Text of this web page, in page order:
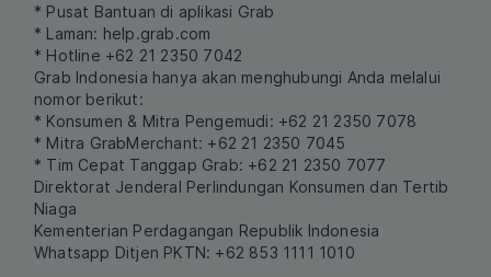
* Pusat Bantuan di aplikasi Grab
* Laman: help.grab.com
* Hotline +62 21 2350 7042
Grab Indonesia hanya akan menghubungi Anda melalui
nomor berikut:
* Konsumen & Mitra Pengemudi: +62 21 2350 7078
* Mitra GrabMerchant: +62 21 2350 7045
* Tim Cepat Tanggap Grab: +62 21 2350 7077
Direktorat Jenderal Perlindungan Konsumen dan Tertib
Niaga
Kementerian Perdagangan Republik Indonesia
Whatsapp Ditjen PKTN: +62 853 1111 1010